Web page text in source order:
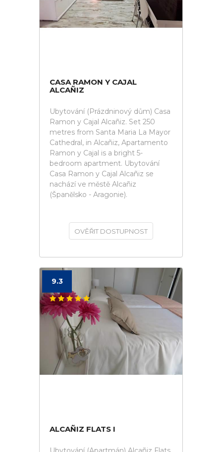
CASA RAMON Y CAJAL
ALCAÑIZ
Ubytování (Prázdninový dům) Casa
Ramon y Cajal Alcañiz. Set 250
metres from Santa Maria La Mayor
Cathedral, in Alcañiz, Apartamento
Ramon y Cajal is a bright 5-
bedroom apartment. Ubytování
Casa Ramon y Cajal Alcañiz se
nachází ve městě Alcañiz
(Španělsko - Aragonie).
OVĚŘIT DOSTUPNOST
9.3
ALCAÑIZ FLATS I